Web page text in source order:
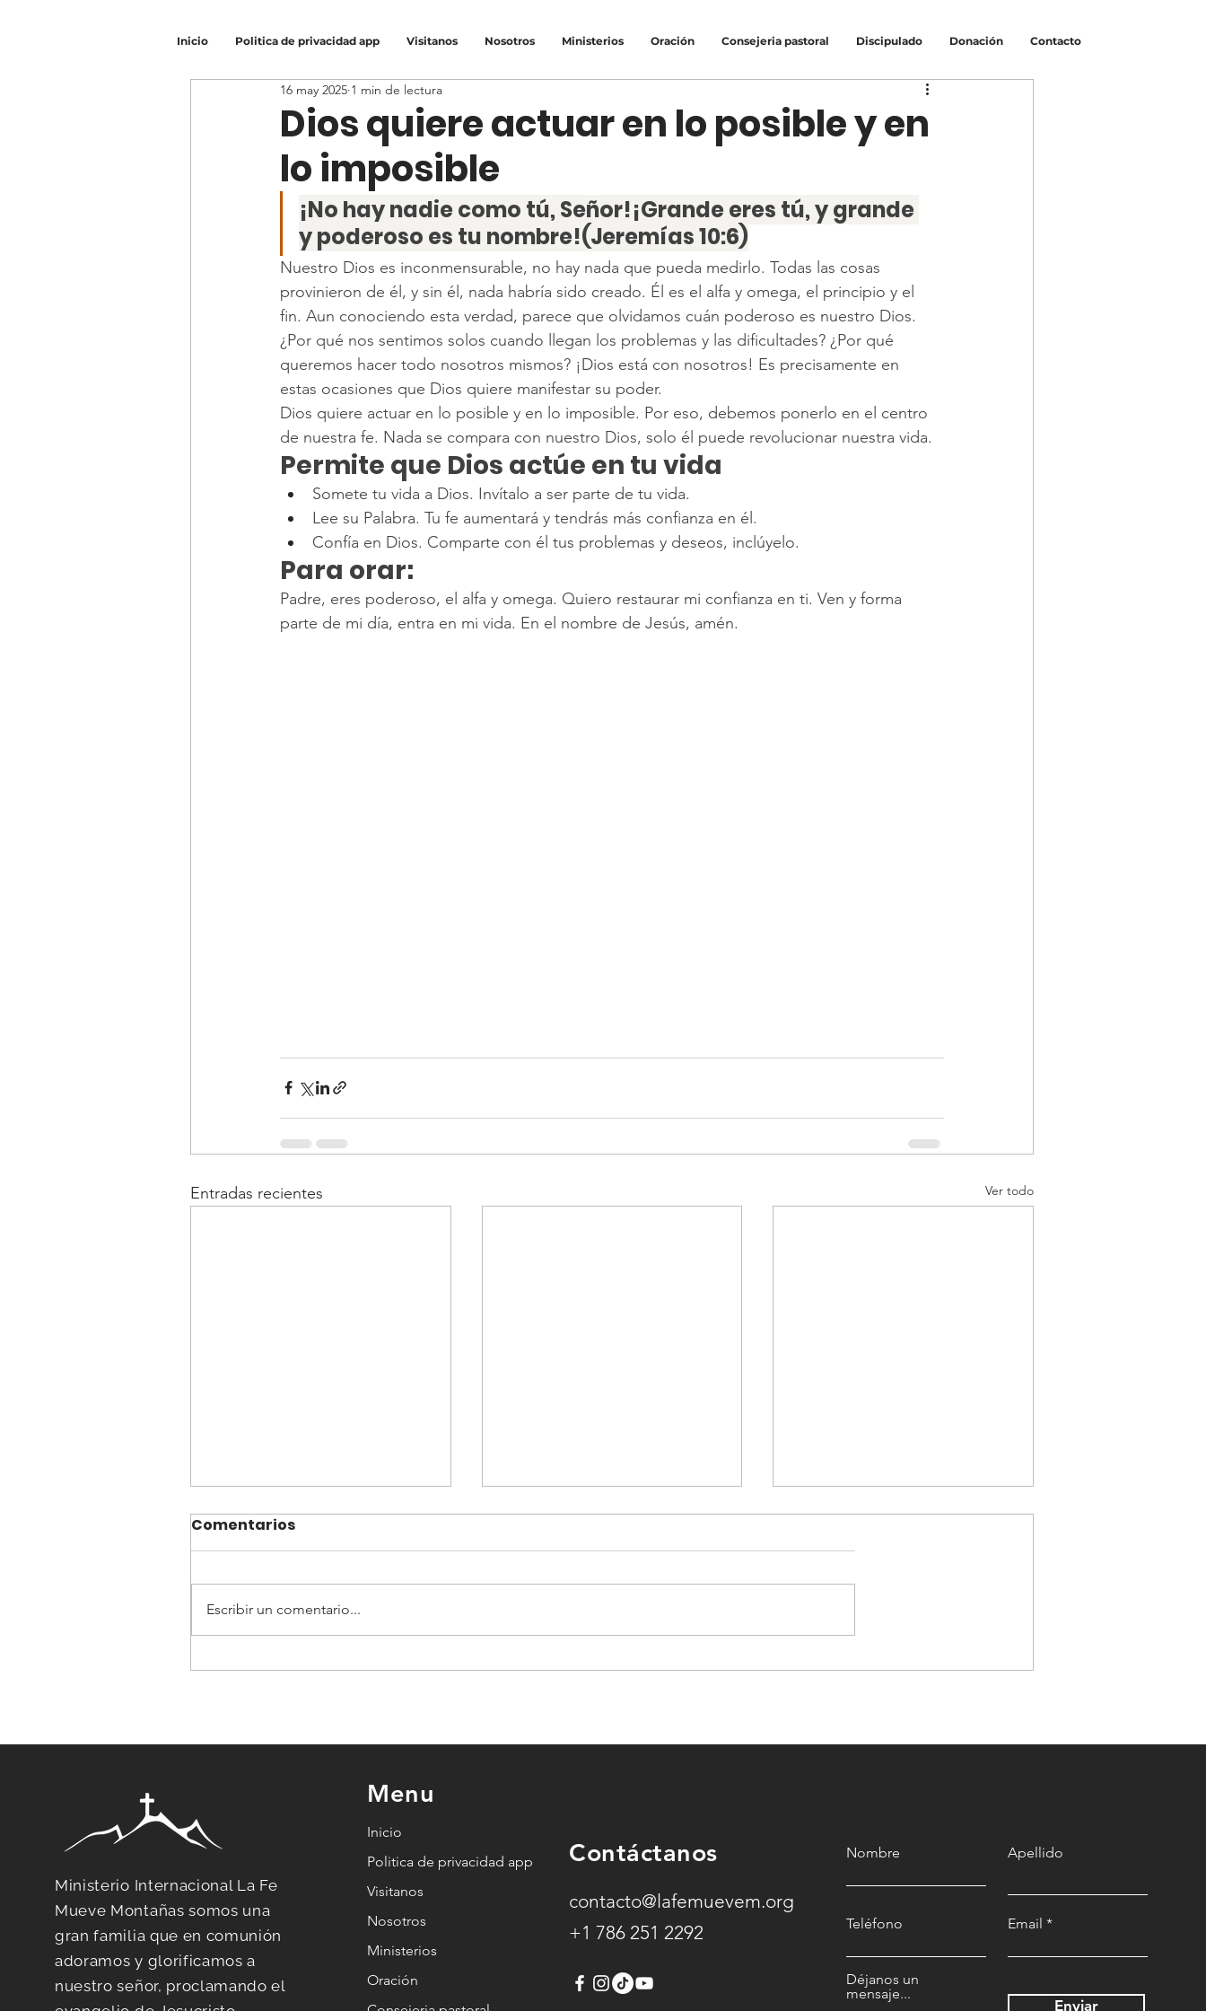
Inicio Politica de privacidad app Visitanos Nosotros Ministerios Oración Consejeria pastoral Discipulado Donación Contacto
Dios quiere actuar en lo posible y en
lo imposible
16 may 2025 1 min de lectura
¡No hay nadie como tú, Señor!¡Grande eres tú, y grande
y poderoso es tu nombre!(Jeremías 10:6)
Nuestro Dios es inconmensurable, no hay nada que pueda medirlo. Todas las cosas
provinieron de él, y sin él, nada habría sido creado. Él es el alfa y omega, el principio y el
fin. Aun conociendo esta verdad, parece que olvidamos cuán poderoso es nuestro Dios.
¿Por qué nos sentimos solos cuando llegan los problemas y las dificultades? ¿Por qué
queremos hacer todo nosotros mismos? ¡Dios está con nosotros! Es precisamente en
estas ocasiones que Dios quiere manifestar su poder.
Dios quiere actuar en lo posible y en lo imposible. Por eso, debemos ponerlo en el centro
de nuestra fe. Nada se compara con nuestro Dios, solo él puede revolucionar nuestra vida.
Permite que Dios actúe en tu vida
Somete tu vida a Dios. Invítalo a ser parte de tu vida.
Lee su Palabra. Tu fe aumentará y tendrás más confianza en él.
Confía en Dios. Comparte con él tus problemas y deseos, inclúyelo.
Para orar:
Padre, eres poderoso, el alfa y omega. Quiero restaurar mi confianza en ti. Ven y forma
parte de mi día, entra en mi vida. En el nombre de Jesús, amén.
Entradas recientes Ver todo
Cuando Todo Se
Esto es lo que pasa en tu
El descanso en Dios trae
Comentarios
Escribir un comentario...
Ministerio Internacional La Fe
Mueve Montañas somos una
gran familia que en comunión
adoramos y glorificamos a
nuestro señor, proclamando el
Menu
Inicio
Politica de privacidad app
Visitanos
Nosotros
Ministerios
Oración
Contáctanos
contacto@lafemuevem.org
+1 786 251 2292
Nombre Apellido
Teléfono Email
Déjanos un
mensaje...
Enviar